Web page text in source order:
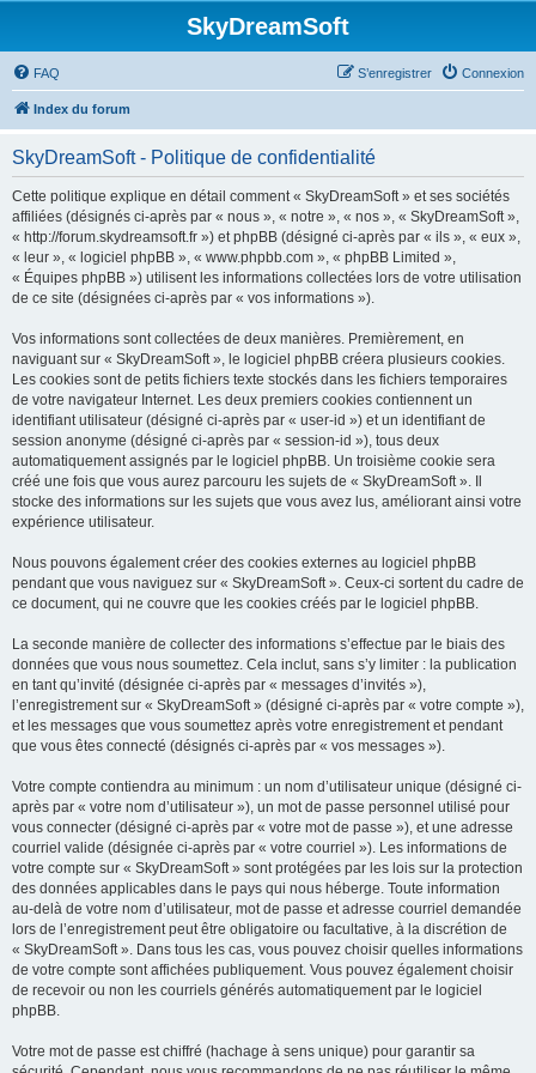
SkyDreamSoft
FAQ Connexion
S’enregistrer
Index du forum
SkyDreamSoft - Politique de confidentialité
Cette politique explique en détail comment « SkyDreamSoft » et ses sociétés
affiliées (désignés ci-après par « nous », « notre », « nos », « SkyDreamSoft »,
« http://forum.skydreamsoft.fr ») et phpBB (désigné ci-après par « ils », « eux »,
« leur », « logiciel phpBB », « www.phpbb.com », « phpBB Limited »,
« Équipes phpBB ») utilisent les informations collectées lors de votre utilisation
de ce site (désignées ci-après par « vos informations »).
Vos informations sont collectées de deux manières. Premièrement, en
naviguant sur « SkyDreamSoft », le logiciel phpBB créera plusieurs cookies.
Les cookies sont de petits fichiers texte stockés dans les fichiers temporaires
de votre navigateur Internet. Les deux premiers cookies contiennent un
identifiant utilisateur (désigné ci-après par « user-id ») et un identifiant de
session anonyme (désigné ci-après par « session-id »), tous deux
automatiquement assignés par le logiciel phpBB. Un troisième cookie sera
créé une fois que vous aurez parcouru les sujets de « SkyDreamSoft ». Il
stocke des informations sur les sujets que vous avez lus, améliorant ainsi votre
expérience utilisateur.
Nous pouvons également créer des cookies externes au logiciel phpBB
pendant que vous naviguez sur « SkyDreamSoft ». Ceux-ci sortent du cadre de
ce document, qui ne couvre que les cookies créés par le logiciel phpBB.
La seconde manière de collecter des informations s’effectue par le biais des
données que vous nous soumettez. Cela inclut, sans s’y limiter : la publication
en tant qu’invité (désignée ci-après par « messages d’invités »),
l’enregistrement sur « SkyDreamSoft » (désigné ci-après par « votre compte »),
et les messages que vous soumettez après votre enregistrement et pendant
que vous êtes connecté (désignés ci-après par « vos messages »).
Votre compte contiendra au minimum : un nom d’utilisateur unique (désigné ci-
après par « votre nom d’utilisateur »), un mot de passe personnel utilisé pour
vous connecter (désigné ci-après par « votre mot de passe »), et une adresse
courriel valide (désignée ci-après par « votre courriel »). Les informations de
votre compte sur « SkyDreamSoft » sont protégées par les lois sur la protection
des données applicables dans le pays qui nous héberge. Toute information
au-delà de votre nom d’utilisateur, mot de passe et adresse courriel demandée
lors de l’enregistrement peut être obligatoire ou facultative, à la discrétion de
« SkyDreamSoft ». Dans tous les cas, vous pouvez choisir quelles informations
de votre compte sont affichées publiquement. Vous pouvez également choisir
de recevoir ou non les courriels générés automatiquement par le logiciel
phpBB.
Votre mot de passe est chiffré (hachage à sens unique) pour garantir sa